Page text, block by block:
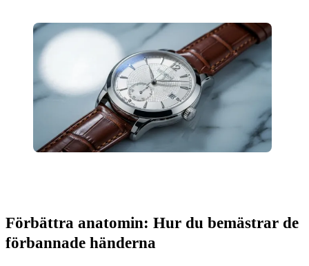
Förbättra anatomin: Hur du bemästrar de
förbannade händerna